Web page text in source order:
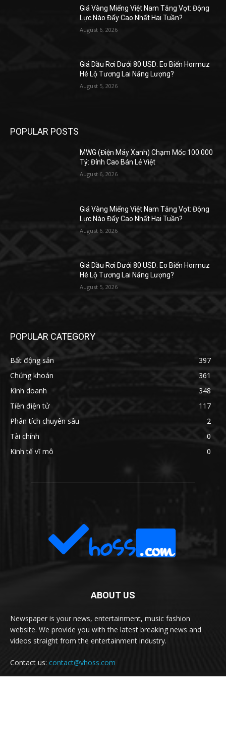
Giá Vàng Miếng Việt Nam Tăng Vọt: Động
Lực Nào Đẩy Cao Nhất Hai Tuần?
August 6, 2026
Giá Dầu Rơi Dưới 80 USD: Eo Biển Hormuz
Hé Lộ Tương Lai Năng Lượng?
August 5, 2026
POPULAR POSTS
MWG (Điện Máy Xanh) Chạm Mốc 100.000
Tỷ: Đỉnh Cao Bán Lẻ Việt
August 6, 2026
Giá Vàng Miếng Việt Nam Tăng Vọt: Động
Lực Nào Đẩy Cao Nhất Hai Tuần?
August 6, 2026
Giá Dầu Rơi Dưới 80 USD: Eo Biển Hormuz
Hé Lộ Tương Lai Năng Lượng?
August 5, 2026
POPULAR CATEGORY
Bất động sản
397
Chứng khoán
361
Kinh doanh
348
Tiền điện tử
117
Phân tích chuyên sâu
2
Tài chính
0
Kinh tế vĩ mô
0
ABOUT US
Newspaper is your news, entertainment, music fashion
website. We provide you with the latest breaking news and
videos straight from the entertainment industry.
Contact us: contact@vhoss.com